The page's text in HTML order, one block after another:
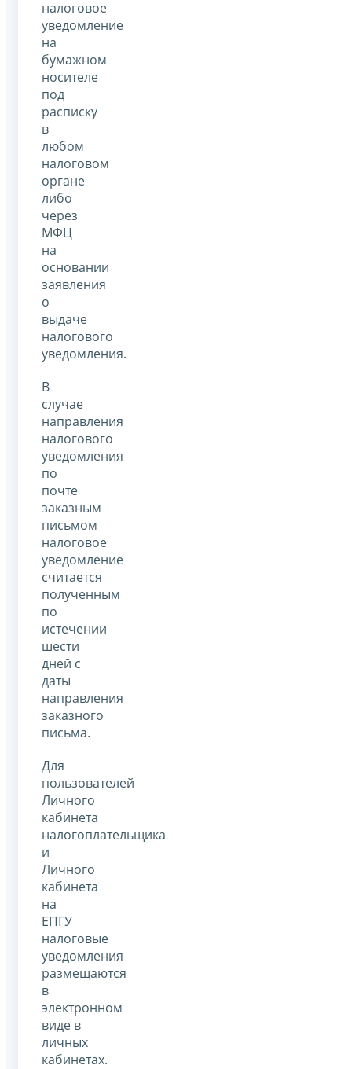
налоговое
уведомление
на
бумажном
носителе
под
расписку
в
любом
налоговом
органе
либо
через
МФЦ
на
основании
заявления
о
выдаче
налогового
уведомления.
В
случае
направления
налогового
уведомления
по
почте
заказным
письмом
налоговое
уведомление
считается
полученным
по
истечении
шести
дней с
даты
направления
заказного
письма.
Для
пользователей
Личного
кабинета
налогоплательщика
и
Личного
кабинета
на
ЕПГУ
налоговые
уведомления
размещаются
в
электронном
виде в
личных
кабинетах.